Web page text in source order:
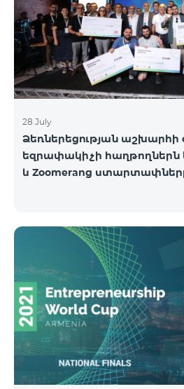
և գործարկել
ծառայությունների
անհրաժեշտ էր հզոր,
ենթակառուցվածք վիդեո
մատուցելու համ
28 July
Ձեռներեցության
եզրափակիչի հաղթողներն
և Zoomerang